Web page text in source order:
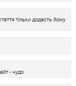
тільки додасть йому
- чудо.